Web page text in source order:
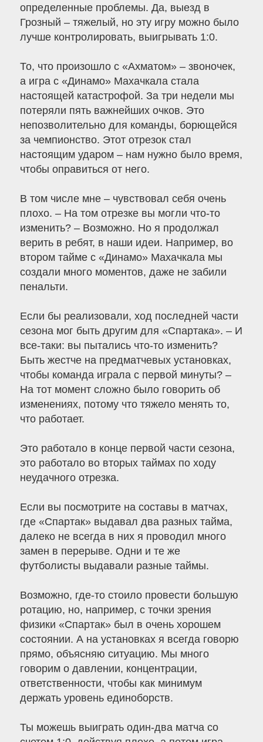
определенные проблемы. Да, выезд в
Грозный – тяжелый, но эту игру можно было
лучше контролировать, выигрывать 1:0.
То, что произошло с «Ахматом» – звоночек,
а игра с «Динамо» Махачкала стала
настоящей катастрофой. За три недели мы
потеряли пять важнейших очков. Это
непозволительно для команды, борющейся
за чемпионство. Этот отрезок стал
настоящим ударом – нам нужно было время,
чтобы оправиться от него.
В том числе мне – чувствовал себя очень
плохо. – На том отрезке вы могли что-то
изменить? – Возможно. Но я продолжал
верить в ребят, в наши идеи. Например, во
втором тайме с «Динамо» Махачкала мы
создали много моментов, даже не забили
пенальти.
Если бы реализовали, ход последней части
сезона мог быть другим для «Спартака». – И
все-таки: вы пытались что-то изменить?
Быть жестче на предматчевых установках,
чтобы команда играла с первой минуты? –
На тот момент сложно было говорить об
изменениях, потому что тяжело менять то,
что работает.
Это работало в конце первой части сезона,
это работало во вторых таймах по ходу
неудачного отрезка.
Если вы посмотрите на составы в матчах,
где «Спартак» выдавал два разных тайма,
далеко не всегда в них я проводил много
замен в перерыве. Одни и те же
футболисты выдавали разные таймы.
Возможно, где-то стоило провести большую
ротацию, но, например, с точки зрения
физики «Спартак» был в очень хорошем
состоянии. А на установках я всегда говорю
прямо, объясняю ситуацию. Мы много
говорим о давлении, концентрации,
ответственности, чтобы как минимум
держать уровень единоборств.
Ты можешь выиграть один-два матча со